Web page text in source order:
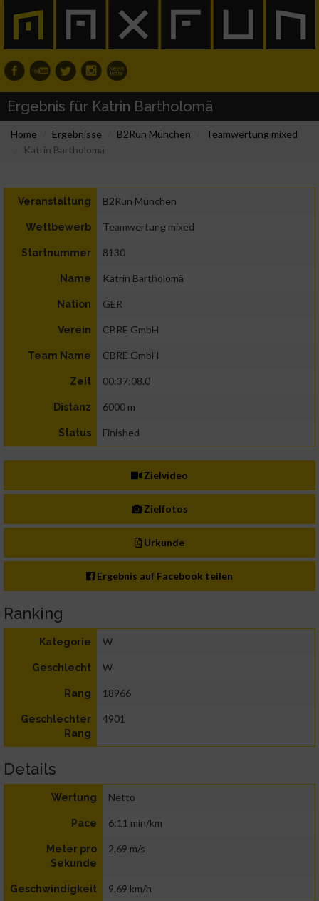
Ergebnis für Katrin Bartholomä
Home Ergebnisse B2Run München
Teamwertung mixed
Katrin Bartholomä
Veranstaltung B2Run München
Wettbewerb Teamwertung mixed
Startnummer 8130
Name Katrin Bartholomä
Nation GER
Verein CBRE GmbH
Team Name CBRE GmbH
Zeit 00:37:08.0
Distanz 6000 m
Status Finished
Zielvideo
Zielfotos
Urkunde
Ergebnis auf Facebook teilen
Ranking
Kategorie W
Geschlecht W
Rang 18966
Geschlechter
Rang
4901
Details
Wertung Netto
Pace 6:11 min/km
Meter pro
Sekunde
2,69 m/s
Geschwindigkeit 9,69 km/h